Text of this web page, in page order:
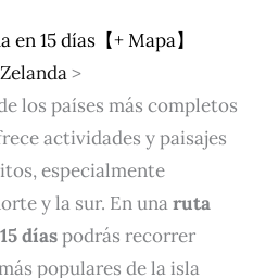
15 días【+ Mapa】
>
los países más completos
actividades y paisajes
especialmente
y la sur. En unaruta
díaspodrás recorrer
populares de la isla